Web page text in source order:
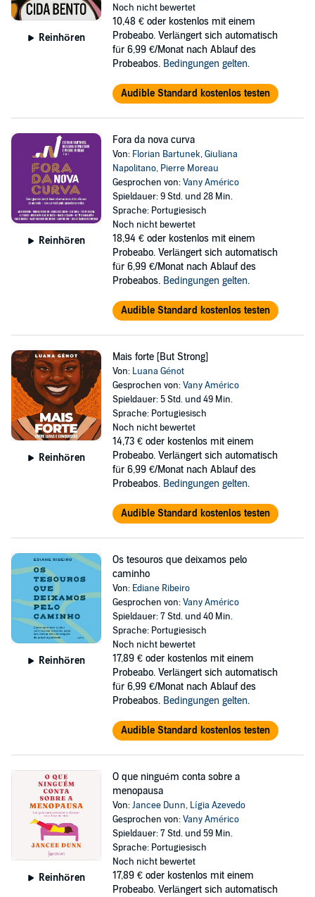
Reinhören
Noch nicht bewertet
10,48 € oder kostenlos mit einem
Probeabo. Verlängert sich automatisch
für 6,99 €/Monat nach Ablauf des
Probeabos. Bedingungen gelten.
Audible Standard kostenlos testen
Reinhören
Fora da nova curva
Von: Florian Bartunek,Giuliana
Napolitano, Pierre Moreau
Gesprochen von:Vany Américo
Spieldauer: 9 Std. und 28 Min.
Sprache: Portugiesisch
Noch nicht bewertet
18,94 € oder kostenlos mit einem
Probeabo. Verlängert sich automatisch
für 6,99 €/Monat nach Ablauf des
Probeabos. Bedingungen gelten.
Audible Standard kostenlos testen
Reinhören
Mais forte [But Strong]
Von: Luana Génot
Gesprochen von:Vany Américo
Spieldauer: 5 Std. und 49 Min.
Sprache: Portugiesisch
Noch nicht bewertet
14,73 € oder kostenlos mit einem
Probeabo. Verlängert sich automatisch
für 6,99 €/Monat nach Ablauf des
Probeabos. Bedingungen gelten.
Audible Standard kostenlos testen
Reinhören
Os tesouros que deixamos pelo
caminho
Von: Ediane Ribeiro
Gesprochen von:Vany Américo
Spieldauer: 7 Std. und 40 Min.
Sprache: Portugiesisch
Noch nicht bewertet
17,89 € oder kostenlos mit einem
Probeabo. Verlängert sich automatisch
für 6,99 €/Monat nach Ablauf des
Probeabos. Bedingungen gelten.
Audible Standard kostenlos testen
Reinhören
O que ninguém conta sobre a
menopausa
Von:Jancee Dunn, Lígia Azevedo
Gesprochen von:Vany Américo
Spieldauer: 7 Std. und 59 Min.
Sprache: Portugiesisch
Noch nicht bewertet
17,89 € oder kostenlos mit einem
Probeabo. Verlängert sich automatisch